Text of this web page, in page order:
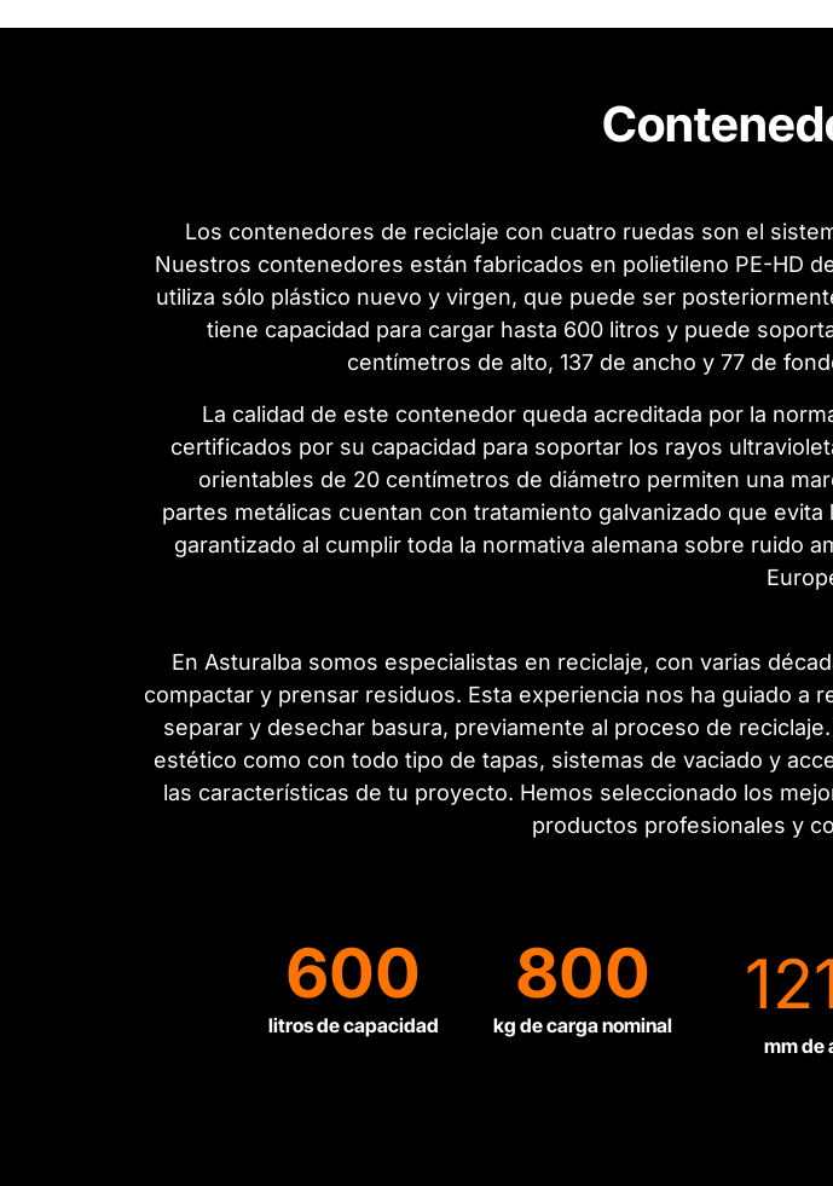
Los contenedores de reciclaje con cuatro ruedas son el
Nuestros contenedores están fabricados en polietileno PE-HD
utiliza sólo plástico nuevo y virgen, que puede ser
tiene capacidad para cargar hasta 600 litros y puede
centímetros de alto, 137 de ancho y 77 de
La calidad de este contenedor queda acreditada por la
certificados por su capacidad para soportar los rayos
orientables de 20 centímetros de diámetro permiten una
partes metálicas cuentan con tratamiento galvanizado que
garantizado al cumplir toda la normativa alemana sobre ruido
En Asturalba somos especialistas en reciclaje, con varias
compactar y prensar residuos. Esta experiencia nos ha guiado
separar y desechar basura, previamente al proceso de
estético como con todo tipo de tapas, sistemas de vaciado y
las características de tu proyecto. Hemos seleccionado los
productos profesionales y
600
litros de capacidad
800
kg de carga nominal
mm de